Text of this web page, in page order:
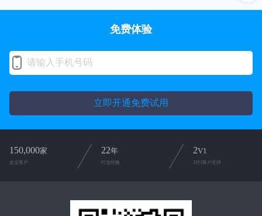
免费体验
立即开通免费试用
150,000家
企业客户
22年
行业经验
2V1
2对1客户支持